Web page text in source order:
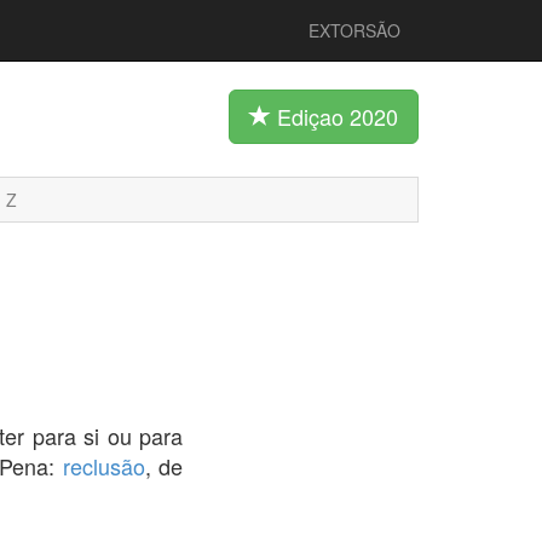
EXTORSÃO
Ediçao 2020
Z
para si ou para
reclusão, de